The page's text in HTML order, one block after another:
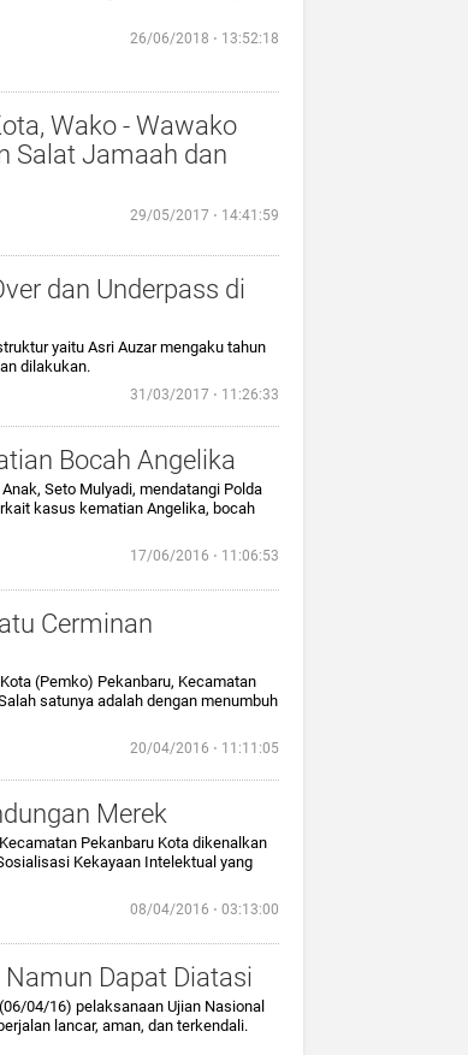
26/06/2018 ⋅ 13:52:18
Wako - Wawako
Salat Jamaah dan
29/05/2017 ⋅ 14:41:59
dan Underpass di
yaitu Asri Auzar mengaku tahun
dilakukan.
31/03/2017 ⋅ 11:26:33
Bocah Angelika
Seto Mulyadi, mendatangi Polda
kasus kematian Angelika, bocah
17/06/2016 ⋅ 11:06:53
Cerminan
(Pemko) Pekanbaru, Kecamatan
satunya adalah dengan menumbuh
20/04/2016 ⋅ 11:11:05
Merek
Pekanbaru Kota dikenalkan
Kekayaan Intelektual yang
08/04/2016 ⋅ 03:13:00
Dapat Diatasi
04/16) pelaksanaan Ujian Nasional
lancar, aman, dan terkendali.